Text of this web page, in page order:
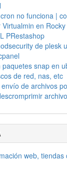
no funciona |
en
PRestashop
de plesk
paquetes snap en
de red, nas, etc
de archivos
web, tiendas